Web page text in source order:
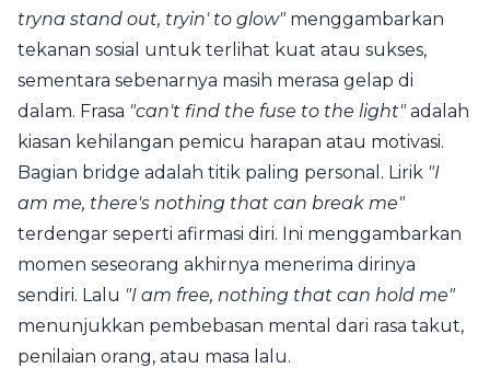
tryna stand out, tryin' to glow"menggambarkan
tekanan sosial untuk terlihat kuat atau sukses,
sementara sebenarnya masih merasa gelap di
dalam. Frasa "can't find the fuse to the light"adalah
kiasan kehilangan pemicu harapan atau motivasi.
Bagian bridge adalah titik paling personal. Lirik "I
am me, there's nothing that can break me"
terdengar seperti afirmasi diri. Ini menggambarkan
momen seseorang akhirnya menerima dirinya
sendiri. Lalu "I am free, nothing that can hold me"
menunjukkan pembebasan mental dari rasa takut,
penilaian orang, atau masa lalu.